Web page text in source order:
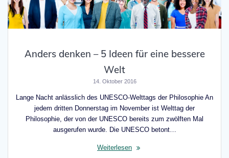
Anders denken – 5 Ideen für eine bessere
Welt
14. Oktober 2016
Lange Nacht anlässlich des UNESCO-Welttags der Philosophie An
jedem dritten Donnerstag im November ist Welttag der
Philosophie, der von der UNESCO bereits zum zwölften Mal
ausgerufen wurde. Die UNESCO betont…
Weiterlesen